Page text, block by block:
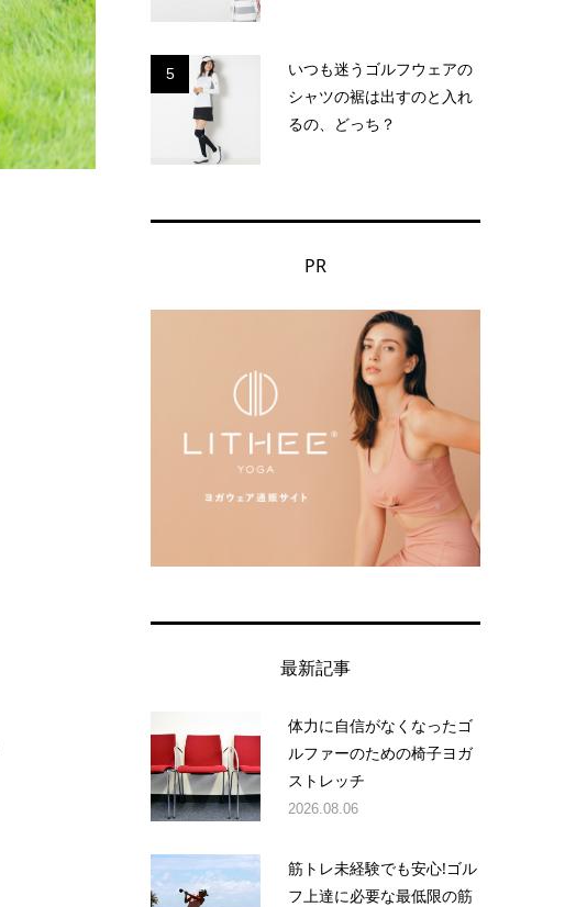
5
いつも迷うゴルフウェアの
シャツの裾は出すのと入れ
るの、どっち？
PR
最新記事
体力に自信がなくなったゴ
ルファーのための椅子ヨガ
ストレッチ
2026.08.06
筋トレ未経験でも安心!ゴル
フ上達に必要な最低限の筋